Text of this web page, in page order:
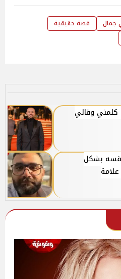
جمال
قصة حقيقية
وقالي
بشكل